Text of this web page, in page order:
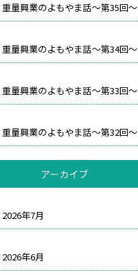
重量興業のよもやま話～第35回～
重量興業のよもやま話～第34回～
重量興業のよもやま話～第33回～
重量興業のよもやま話～第32回～
アーカイブ
2026年7月
2026年6月